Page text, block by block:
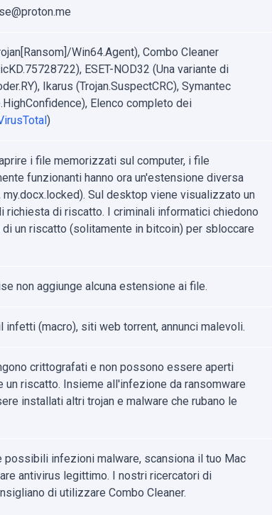
Win64.Agent), Combo Cleaner
ESET-NOD32 (Una variante di
Ikarus (Trojan.SuspectCRC), Symantec
Elenco completo dei
)
i file memorizzati sul computer, i file
funzionanti hanno ora un'estensione diversa
my.docx.locked). Sul desktop viene visualizzato un
richiesta di riscatto. I criminali informatici chiedono
di un riscatto (solitamente in bitcoin) per sbloccare
non aggiunge alcuna estensione ai file.
infetti (macro), siti web torrent, annunci malevoli.
crittografati e non possono essere aperti
un riscatto. Insieme all'infezione da ransomware
installati altri trojan e malware che rubano le
possibili infezioni malware, scansiona il tuo Mac
antivirus legittimo. I nostri ricercatori di
di utilizzare Combo Cleaner.